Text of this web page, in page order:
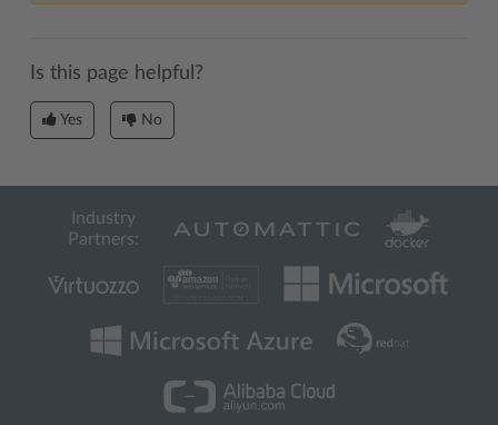
Is this page helpful?
Yes No
Industry
Partners: